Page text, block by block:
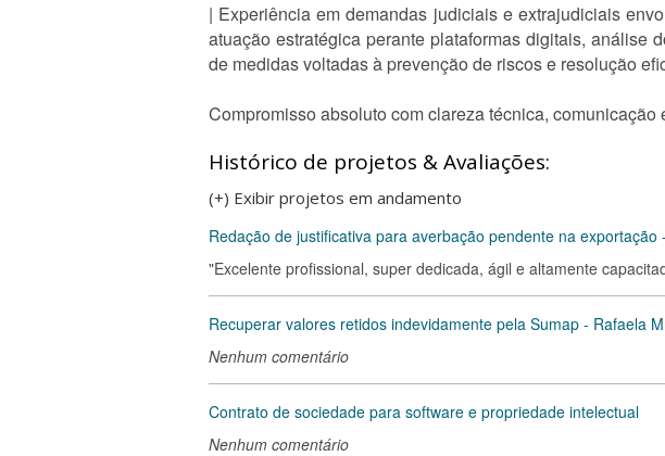
| Experiência em demandas judiciais e extrajudiciais
atuação estratégica perante plataformas digitais, análise
de medidas voltadas à prevenção de riscos e resolução
Compromisso absoluto com clareza técnica,
Histórico de projetos & Avaliações:
(+) Exibir projetos em andamento
Redação de justificativa para averbação pendente na exportação
"Excelente profissional, super dedicada, ágil e altamente
Recuperar valores retidos indevidamente pela Sumap - Rafaela
Nenhum comentário
Contrato de sociedade para software e propriedade intelectual
Nenhum comentário